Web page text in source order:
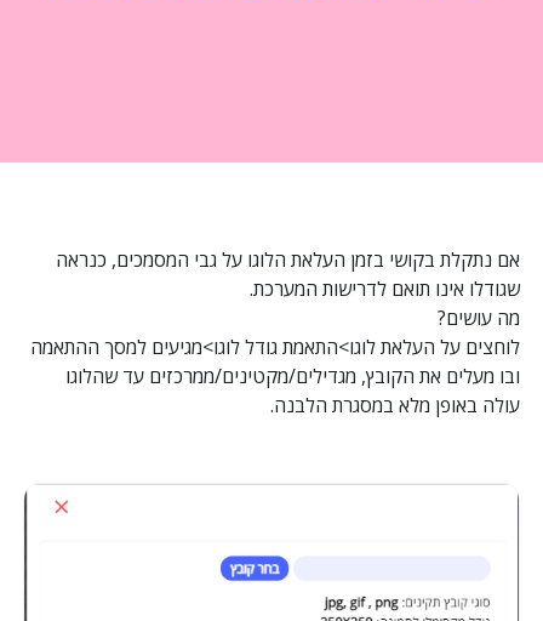
אם נתקלת בקושי בזמן העלאת הלוגו על גבי המסמכים, כנראה
שגודלו אינו תואם לדרישות המערכת.
מה עושים?
לוחצים על העלאת לוגו>התאמת גודל לוגו>מגיעים למסך ההתאמה
ובו מעלים את הקובץ, מגדילים/מקטינים/ממרכזים עד שהלוגו
עולה באופן מלא במסגרת הלבנה.